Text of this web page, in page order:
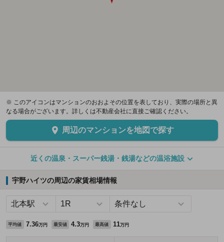
※ このアイコンはマンションのおおよその位置を表しており、実際の場所と異
なる場合がございます。詳しくは不動産会社に直接ご確認ください。
周辺のマンションを地図で探す
近くの温泉・スーパー銭湯・銭湯などの温浴施設
宇野ハイツの周辺の家賃相場情報
平均値 7.36万円 最安値 4.3万円 最高値 11万円